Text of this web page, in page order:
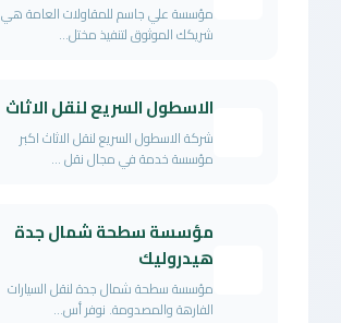
مؤسسة علي جاسم للمقاولات العامة هي
شريكك الموثوق لتنفيذ مختل...
الاسطول السريع لنقل الاثاث
شركة الاسطول السريع لنقل الاثاث اكبر
مؤسسة خدمة في مجال نقل ...
مؤسسة سطحة شمال جدة
هيدروليك
مؤسسة سطحة شمال جدة لنقل السيارات
الفارهة والمصدومة. نوفر أس...